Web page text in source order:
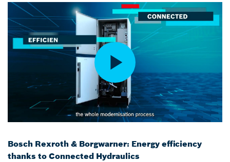
Bosch Rexroth & Borgwarner: Energy efficiency
thanks to Connected Hydraulics